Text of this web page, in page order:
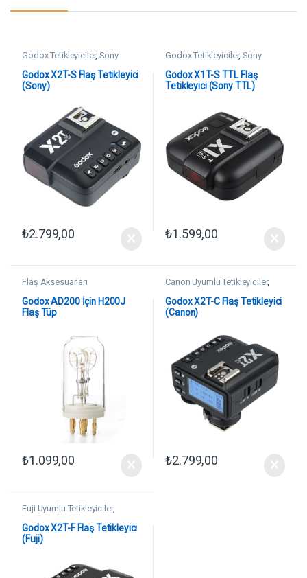
Godox Tetikleyiciler,Sony
Uyumlu Tetikleyiciler
Godox X2T-S Flaş Tetikleyici
(Sony)
₺2.799,00
Godox Tetikleyiciler,Sony
Uyumlu Tetikleyiciler
Godox X1T-S TTL Flaş
Tetikleyici (Sony TTL)
₺1.599,00
Flaş Aksesuarları
Godox AD200 İçin H200J
Flaş Tüp
₺1.099,00
Canon Uyumlu Tetikleyiciler,
Godox X2T-C Flaş Tetikleyici
(Canon)
₺2.799,00
Fuji Uyumlu Tetikleyiciler,
Godox X2T-F Flaş Tetikleyici
(Fuji)